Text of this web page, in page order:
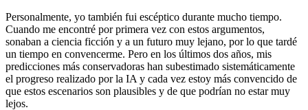
Personalmente, yo también fui escéptico durante mucho tiempo.
Cuando me encontré por primera vez con estos argumentos,
sonaban a ciencia ficción y a un futuro muy lejano, por lo que tardé
un tiempo en convencerme. Pero en los últimos dos años, mis
predicciones más conservadoras han subestimado sistemáticamente
el progreso realizado por la IA y cada vez estoy más convencido de
que estos escenarios son plausibles y de que podrían no estar muy
lejos.